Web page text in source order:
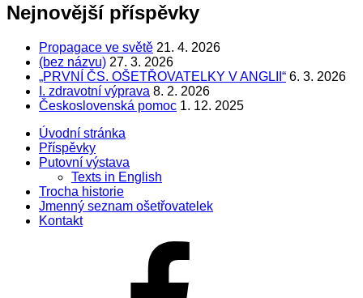
Nejnovější příspěvky
Propagace ve světě 21. 4. 2026
(bez názvu) 27. 3. 2026
„PRVNÍ ČS. OŠETŘOVATELKY V ANGLII“ 6. 3. 2026
I. zdravotní výprava 8. 2. 2026
Československá pomoc 1. 12. 2025
Úvodní stránka
Příspěvky
Putovní výstava
Texts in English
Trocha historie
Jmenný seznam ošetřovatelek
Kontakt